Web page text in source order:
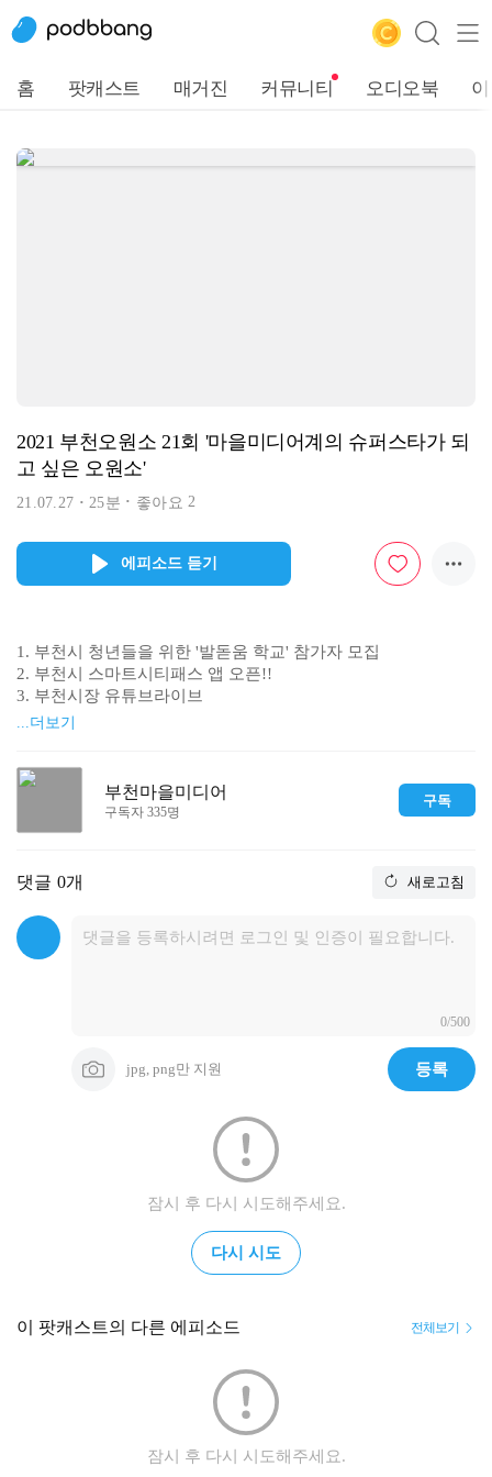
홈 팟캐스트 매거진 커뮤니티 오디오북
2021 부천오원소 21회 '마을미디어계의 슈퍼스타가 되
고 싶은 오원소'
21.07.27 25분 좋아요2
에피소드 듣기
1. 부천시 청년들을 위한 '발돋움 학교' 참가자 모집
2. 부천시 스마트시티패스 앱 오픈!!
3. 부천시장 유튜브라이브
...더보기
부천마을미디어
구독자 335명
구독
댓글 0개 새로고침
0/500
jpg, png만 지원 등록
잠시 후 다시 시도해주세요.
다시 시도
이 팟캐스트의 다른 에피소드 전체보기
잠시 후 다시 시도해주세요.